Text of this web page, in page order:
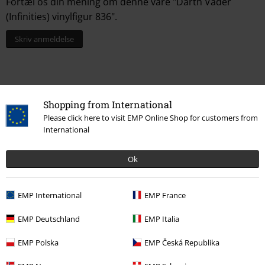
Shopping from International
Please click here to visit EMP Online Shop for customers from
International
Ok
EMP International EMP France
EMP Deutschland EMP Italia
EMP Polska EMP Česká Republika
(Infinities) vinylfigur 836".
Skriv anmeldelse
Livsstil Pop! Star Wars
Livsstil Pop! Disney
Underholdning